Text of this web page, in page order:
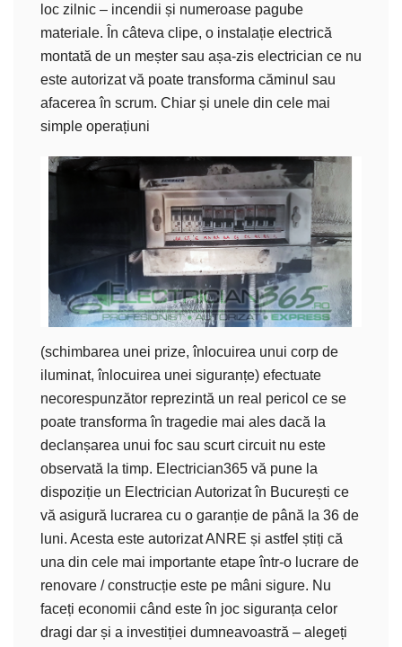
loc zilnic – incendii și numeroase pagube
materiale. În câteva clipe, o instalație electrică
montată de un meșter sau așa-zis electrician ce nu
este autorizat vă poate transforma căminul sau
afacerea în scrum. Chiar și unele din cele mai
simple operațiuni
(schimbarea unei prize, înlocuirea unui corp de
iluminat, înlocuirea unei siguranțe) efectuate
necorespunzător reprezintă un real pericol ce se
poate transforma în tragedie mai ales dacă la
declanșarea unui foc sau scurt circuit nu este
observată la timp. Electrician365 vă pune la
dispoziție un Electrician Autorizat în București ce
vă asigură lucrarea cu o garanție de până la 36 de
luni. Acesta este autorizat ANRE și astfel știți că
una din cele mai importante etape într-o lucrare de
renovare / construcție este pe mâni sigure. Nu
faceți economii când este în joc siguranța celor
dragi dar și a investiției dumneavoastră – alegeți